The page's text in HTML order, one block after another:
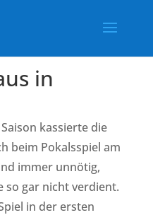
in
kassierte die
beim Pokalsspiel am
immer unnötig,
so gar nicht verdient.
in der ersten